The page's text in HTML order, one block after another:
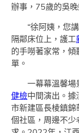
辦事，75歲的吳
“徐阿姨，您
隔鄰床位上，護工
的手嘮著家常，
單。
一幕幕溫馨場
健檢中間演出。據
市新建區長棱鎮
個社區，周邊不少